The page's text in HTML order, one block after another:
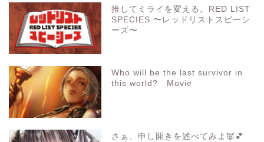
推してミライを変える。RED LIST
SPECIES 〜レッドリストスピーシ
ーズ〜
Who will be the last survivor in
this world? Movie
さぁ、申し開きを述べてみよ👿💕